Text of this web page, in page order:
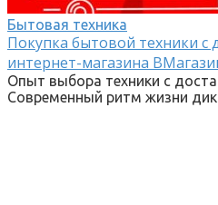
Бытовая техника
Покупка бытовой техники с
интернет-магазина
Опыт выбора техники с
Современный ритм жизни